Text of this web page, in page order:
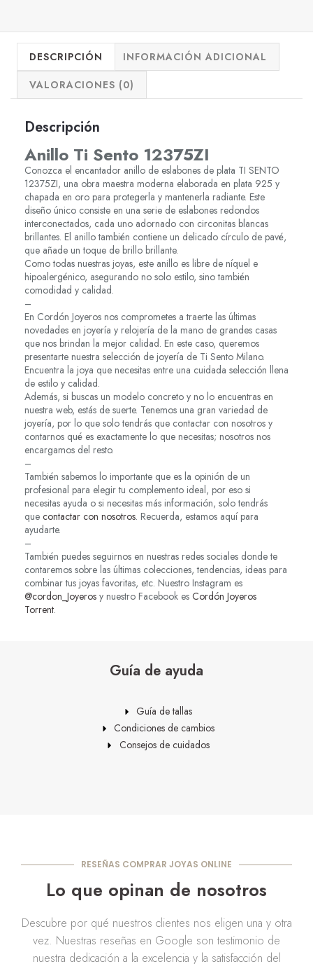
DESCRIPCIÓN INFORMACIÓN ADICIONAL
VALORACIONES (0)
Descripción
Anillo Ti Sento 12375ZI
Conozca el encantador anillo de eslabones de plata TI SENTO
12375ZI, una obra maestra moderna elaborada en plata 925 y
chapada en oro para protegerla y mantenerla radiante. Este
diseño único consiste en una serie de eslabones redondos
interconectados, cada uno adornado con circonitas blancas
brillantes. El anillo también contiene un delicado círculo de pavé,
que añade un toque de brillo brillante.
Como todas nuestras joyas, este anillo es libre de níquel e
hipoalergénico, asegurando no solo estilo, sino también
comodidad y calidad.
–
En Cordón Joyeros nos comprometes a traerte las últimas
novedades en joyería y relojería de la mano de grandes casas
que nos brindan la mejor calidad. En este caso, queremos
presentarte nuestra selección de joyería de Ti Sento Milano.
Encuentra la joya que necesitas entre una cuidada selección llena
de estilo y calidad.
Además, si buscas un modelo concreto y no lo encuentras en
nuestra web, estás de suerte. Tenemos una gran variedad de
joyería, por lo que solo tendrás que contactar con nosotros y
contarnos qué es exactamente lo que necesitas; nosotros nos
encargamos del resto.
–
También sabemos lo importante que es la opinión de un
profesional para elegir tu complemento ideal, por eso si
necesitas ayuda o si necesitas más información, solo tendrás
que contactar con nosotros. Recuerda, estamos aquí para
ayudarte.
–
También puedes seguirnos en nuestras redes sociales donde te
contaremos sobre las últimas colecciones, tendencias, ideas para
combinar tus joyas favoritas, etc. Nuestro Instagram es
@cordon_Joyeros y nuestro Facebook es Cordón Joyeros
Torrent.
Guía de ayuda
Guía de tallas
Condiciones de cambios
Consejos de cuidados
RESEÑAS COMPRAR JOYAS ONLINE
Lo que opinan de nosotros
Descubre por qué nuestros clientes nos eligen una y otra
vez. Nuestras reseñas en Google son testimonio de
nuestra dedicación a la excelencia y la satisfacción del